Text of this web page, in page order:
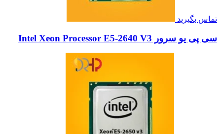
تماس بگیرید
سی پی یو سرور Intel Xeon Processor E5-2640 V3